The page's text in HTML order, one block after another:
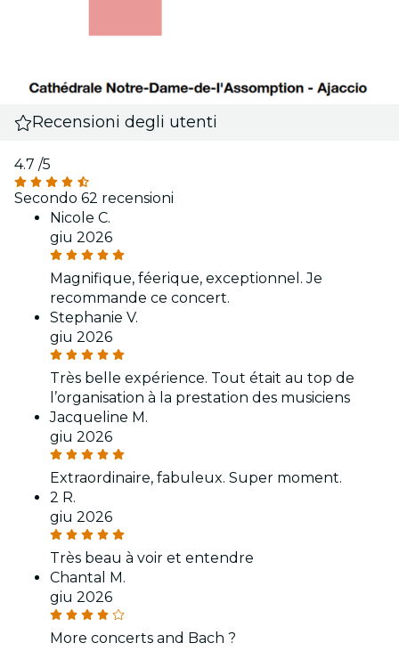
Recensioni degli utenti
4.7 /5
Secondo 62 recensioni
Nicole C.
giu 2026
Magnifique, féerique, exceptionnel. Je
recommande ce concert.
Stephanie V.
giu 2026
Très belle expérience. Tout était au top de
l’organisation à la prestation des musiciens
Jacqueline M.
giu 2026
Extraordinaire, fabuleux. Super moment.
2 R.
giu 2026
Très beau à voir et entendre
Chantal M.
giu 2026
More concerts and Bach ?